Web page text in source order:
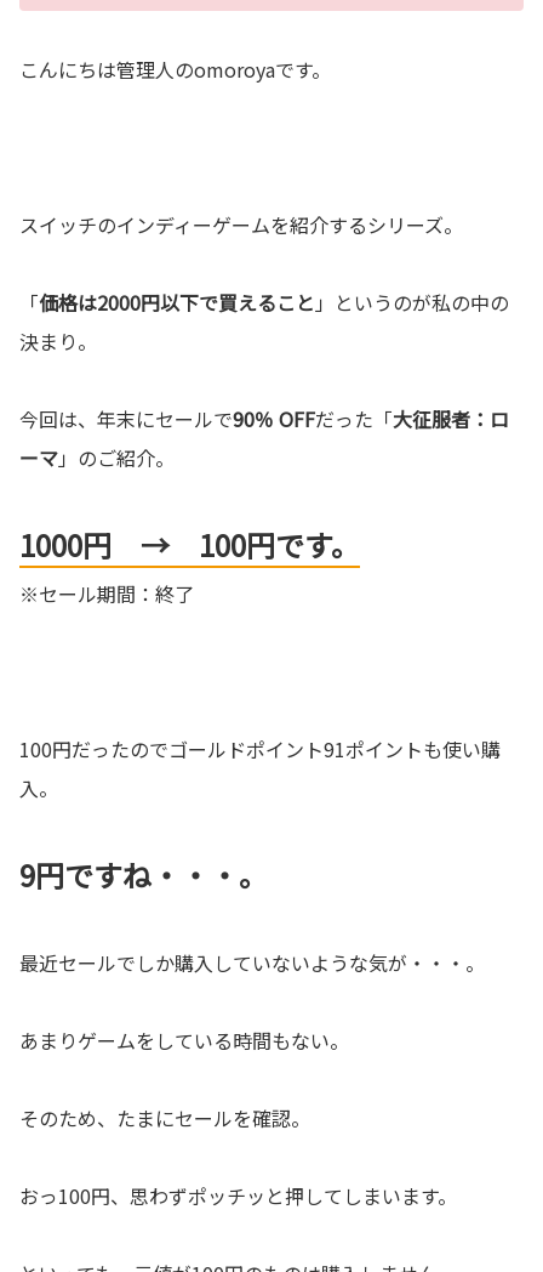
こんにちは管理人のomoroyaです。
スイッチのインディーゲームを紹介するシリーズ。
「価格は2000円以下で買えること 」というのが私の中の
決まり。
今回は、年末にセールで90％ OFFだった「大征服者：ロ
ーマ」のご紹介。
1000円 → 100円です。
※セール期間：終了
100円だったのでゴールドポイント91ポイントも使い購
入。
9円ですね・・・。
最近セールでしか購入していないような気が・・・。
あまりゲームをしている時間もない。
そのため、たまにセールを確認。
おっ100円、思わずポッチッと押してしまいます。